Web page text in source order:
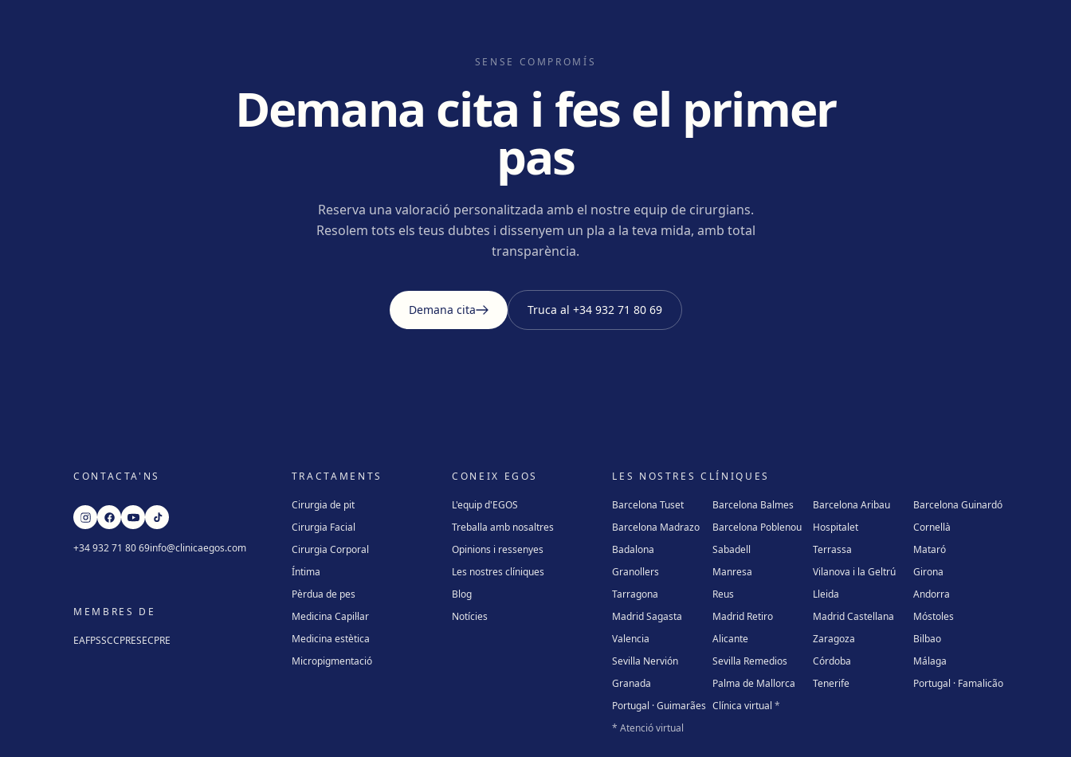
SENSE COMPROMÍS
Demana cita i fes el primer
pas
Reserva una valoració personalitzada amb el nostre equip de cirurgians.
Resolem tots els teus dubtes i dissenyem un pla a la teva mida, amb total
transparència.
Demana cita Truca al +34 932 71 80 69
CONTACTA'NS
+34 932 71 80 69info@clinicaegos.com
MEMBRES DE
EAFPSSCCPRESECPRE
TRACTAMENTS
Cirurgia de pit
Cirurgia Facial
Cirurgia Corporal
Íntima
Pèrdua de pes
Medicina Capil·lar
Medicina estètica
Micropigmentació
CONEIX EGOS
L'equip d'EGOS
Treballa amb nosaltres
Opinions i ressenyes
Les nostres clíniques
Blog
Notícies
LES NOSTRES CLÍNIQUES
Barcelona Tuset Barcelona Balmes Barcelona Aribau
Barcelona Guinardó
Barcelona Madrazo
Barcelona Poblenou Hospitalet
Cornellà
Badalona
Sabadell Terrassa
Mataró
Granollers
Manresa Vilanova i la Geltrú
Girona
Tarragona
Reus Lleida
Andorra
Madrid Sagasta
Madrid Retiro Madrid Castellana
Móstoles
Valencia
Alicante Zaragoza
Bilbao
Sevilla Nervión
Sevilla Remedios Córdoba
Málaga
Granada
Palma de Mallorca Tenerife
Portugal · Famalicão
Portugal · Guimarães Clínica virtual *
* Atenció virtual